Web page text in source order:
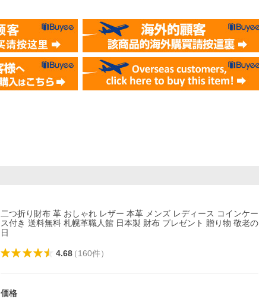
二つ折り財布 革 おしゃれ レザー 本革 メンズ レディース コインケー
ス付き 送料無料 札幌革職人館 日本製 財布 プレゼント 贈り物 敬老の
日
4.68（160件）
価格